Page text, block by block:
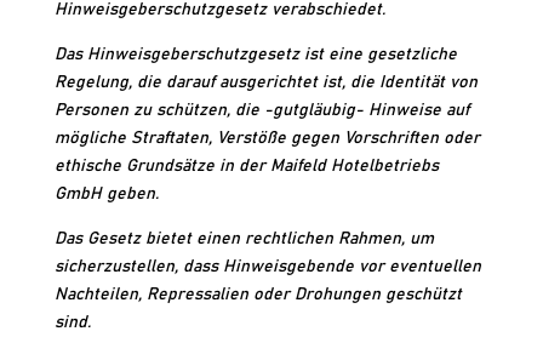
Hinweisgeberschutzgesetz verabschiedet.
Das Hinweisgeberschutzgesetz ist eine gesetzliche
Regelung, die darauf ausgerichtet ist, die Identität von
Personen zu schützen, die -gutgläubig- Hinweise auf
mögliche Straftaten, Verstöße gegen Vorschriften oder
ethische Grundsätze in der Maifeld Hotelbetriebs
GmbH geben.
Das Gesetz bietet einen rechtlichen Rahmen, um
sicherzustellen, dass Hinweisgebende vor eventuellen
Nachteilen, Repressalien oder Drohungen geschützt
sind.